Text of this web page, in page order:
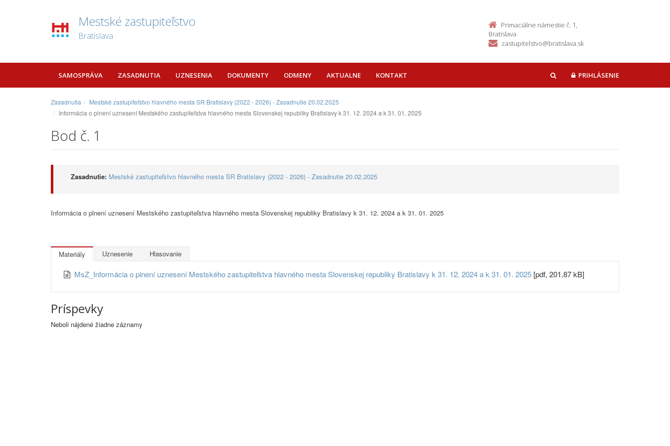
Mestské zastupiteľstvo
Bratislava
Primaciálne námestie č. 1,
Bratislava
zastupitelstvo@bratislava.sk
SAMOSPRÁVA ZASADNUTIA UZNESENIA DOKUMENTY ODMENY AKTUALNE KONTAKT HĽADAŤPRIHLÁSENIE
Zasadnutia
Mestské zastupiteľstvo hlavného mesta SR Bratislavy (2022 - 2026) - Zasadnutie 20.02.2025
Informácia o plnení uznesení Mestského zastupiteľstva hlavného mesta Slovenskej republiky Bratislavy k 31. 12. 2024 a k 31. 01. 2025
Bod č. 1
Zasadnutie: Mestské zastupiteľstvo hlavného mesta SR Bratislavy (2022 - 2026) - Zasadnutie 20.02.2025
Informácia o plnení uznesení Mestského zastupiteľstva hlavného mesta Slovenskej republiky Bratislavy k 31. 12. 2024 a k 31. 01. 2025
Materiály Uznesenie Hlasovanie
MsZ_Informácia o plnení uznesení Mestského zastupiteľstva hlavného mesta Slovenskej republiky Bratislavy k 31. 12. 2024 a k 31. 01. 2025 [pdf, 201.87 kB]
Príspevky
Neboli nájdené žiadne záznamy